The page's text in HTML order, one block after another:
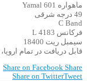
ماهواره Yamal 601
49 درجه شرقی
C Band
فرکانس 4183 L
سیمبل ریت 18400
قابل دریافت در تمام
Share on Facebook Share
Share on TwitterTweet